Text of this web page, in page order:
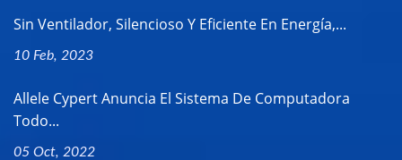
Sin Ventilador, Silencioso Y Eficiente En Energía,...
10 Feb, 2023
Allele Cypert Anuncia El Sistema De Computadora
Todo...
05 Oct, 2022